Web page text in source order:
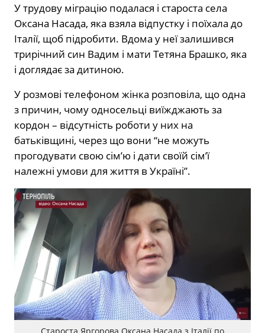
У трудову міграцію подалася і староста села
Оксана Насада, яка взяла відпустку і поїхала до
Італії, щоб підробити. Вдома у неї залишився
трирічний син Вадим і мати Тетяна Брашко, яка
і доглядає за дитиною.
У розмові телефоном жінка розповіла, що одна
з причин, чому односельці виїжджають за
кордон – відсутність роботи у них на
батьківщині, через що вони “не можуть
прогодувати свою сім’ю і дати своїй сім’ї
належні умови для життя в Україні”.